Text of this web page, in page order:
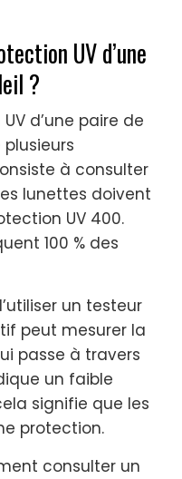
UV d’une
?
d’une paire de
à consulter
lunettes doivent
UV 400.
100 % des
un testeur
peut mesurer la
passe à travers
un faible
signifie que les
protection.
consulter un